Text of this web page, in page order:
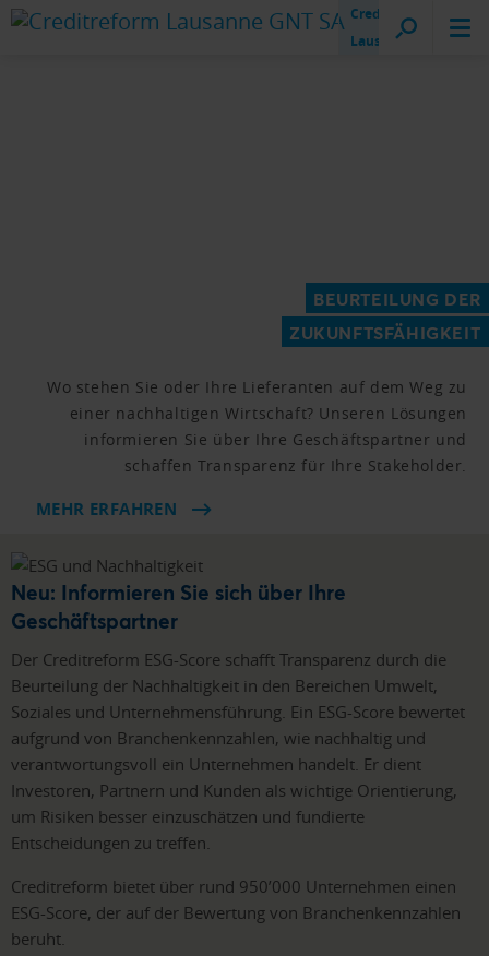
Creditreform
Lausanne
BEURTEILUNG DER
ZUKUNFTSFÄHIGKEIT
Wo stehen Sie oder Ihre Lieferanten auf dem Weg zu
einer nachhaltigen Wirtschaft? Unseren Lösungen
informieren Sie über Ihre Geschäftspartner und
schaffen Transparenz für Ihre Stakeholder.
MEHR ERFAHREN
Neu: Informieren Sie sich über Ihre
Geschäftspartner
Der Creditreform ESG-Score schafft Transparenz durch die
Beurteilung der Nachhaltigkeit in den Bereichen Umwelt,
Soziales und Unternehmensführung. Ein ESG-Score bewertet
aufgrund von Branchenkennzahlen, wie nachhaltig und
verantwortungsvoll ein Unternehmen handelt. Er dient
Investoren, Partnern und Kunden als wichtige Orientierung,
um Risiken besser einzuschätzen und fundierte
Entscheidungen zu treffen.
Creditreform bietet über rund 950’000 Unternehmen einen
ESG-Score, der auf der Bewertung von Branchenkennzahlen
beruht.